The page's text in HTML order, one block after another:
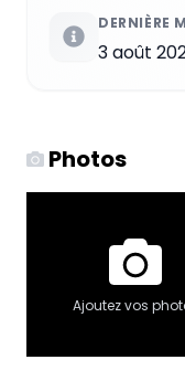
DERNIÈRE
3 août
Photos
Ajoutez vos